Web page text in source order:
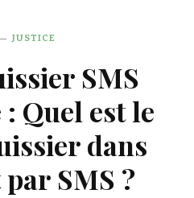
JUSTICE
SMS
Quel est le
dans
SMS ?